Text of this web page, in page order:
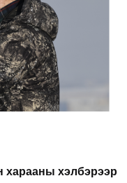
харааны хэлбэрээр